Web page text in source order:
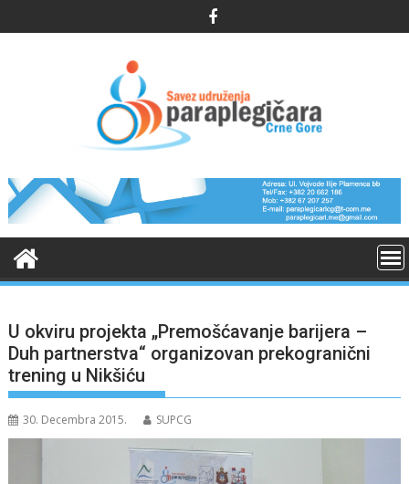
to
U okviru projekta „Premošćavanje barijera –
Duh partnerstva“ organizovan prekogranični
trening u Nikšiću
30. Decembra 2015. SUPCG